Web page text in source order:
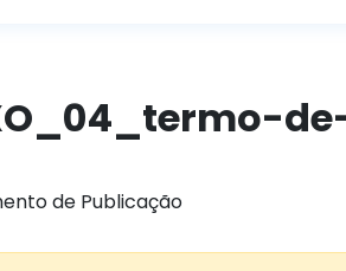
de Publicação